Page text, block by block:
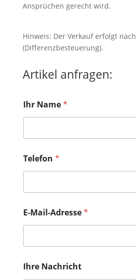
Ansprüchen gerecht wird.
Hinweis: Der Verkauf erfolgt nach
(Differenzbesteuerung).
Artikel anfragen:
Ihr Name*
Telefon *
N
a
e
h
r
E-Mail-Adresse*
Ihre Nachricht